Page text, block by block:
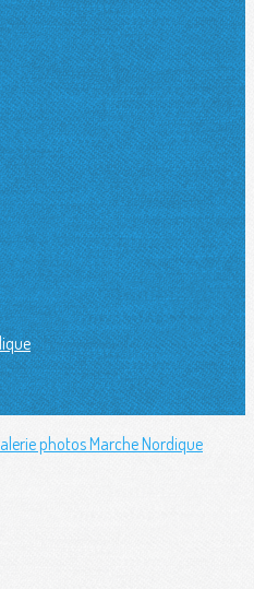
photos Marche Nordique